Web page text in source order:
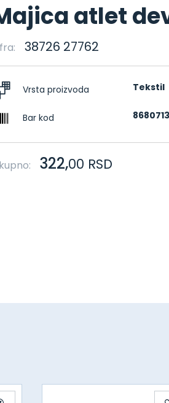
atlet
38726 27762
Vrsta proizvoda Tekstil
Bar kod
322,00 RSD